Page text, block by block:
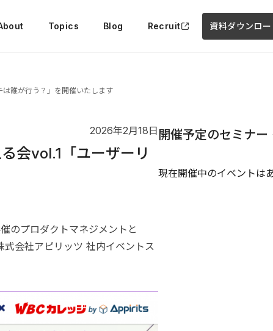
Topics Blog Recruit 資料ダウンロー
誰が行う？」を開催いたします
2026年2月18日
会vol.1「ユーザーリ
のプロダクトマネジメントと
会社アピリッツ 社内イベントス
開催予定のセミナー
現在開催中のイベントは